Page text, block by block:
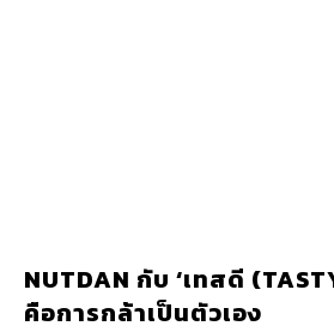
NUTDAN กับ ‘เทสดี
คือการกล้าเป็นตัวเอง